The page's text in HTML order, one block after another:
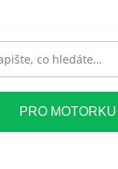
PRO MOTORKU